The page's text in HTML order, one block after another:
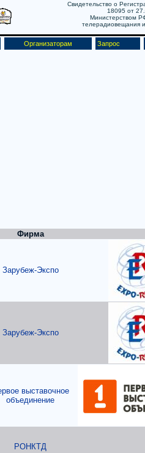
Свидетельство о
18095 от
Министерством
телерадиовещания
Организаторам Запрос
Фирма
Зарубеж-Экспо
Зарубеж-Экспо
выставочное
объединение
РОНКТД